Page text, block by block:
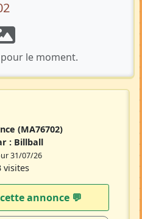
le moment.
(MA76702)
: Billball
31/07/26
visites
annonce 💬​